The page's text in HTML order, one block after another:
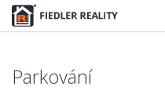
Parkování